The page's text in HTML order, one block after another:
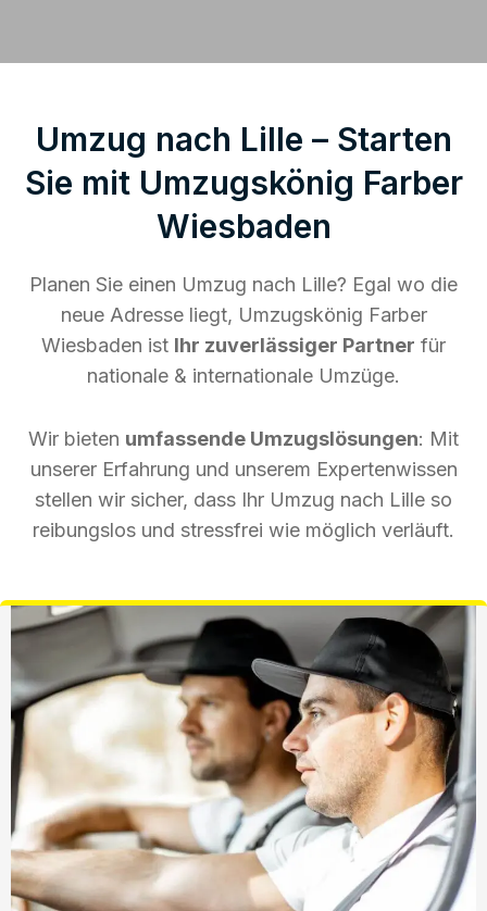
Umzug nach Lille – Starten
Sie mit Umzugskönig Farber
Wiesbaden
Planen Sie einen Umzug nach Lille? Egal wo die
neue Adresse liegt, Umzugskönig Farber
Wiesbaden ist Ihr zuverlässiger Partner für
nationale & internationale Umzüge.
Wir bieten umfassende Umzugslösungen: Mit
unserer Erfahrung und unserem Expertenwissen
stellen wir sicher, dass Ihr Umzug nach Lille so
reibungslos und stressfrei wie möglich verläuft.